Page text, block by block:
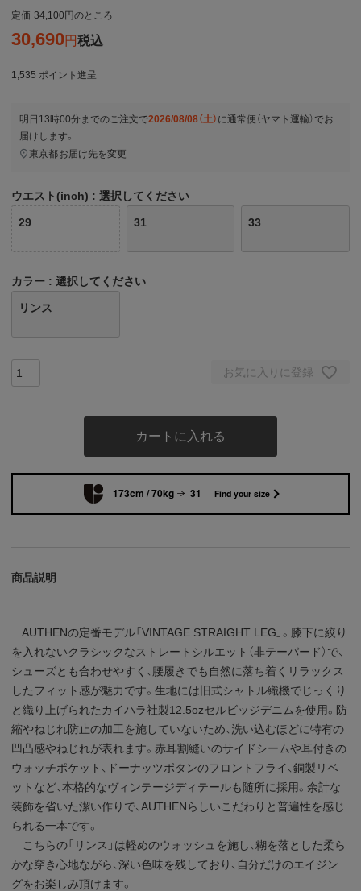
定価 34,100 のところ
30,690 税込
1,535 ポイント進呈
明日 13時00分 までのご注文で2026/08/08（土） に通常便（ヤマト運輸） でお
届けします。
東京都お届け先を変更
ウエスト(inch) 選択してください
29 31 33
カラー 選択してください
リンス
お気に入りに登録
カートに入れる
173cm / 70kg 31 Find your size
商品説明
AUTHENの定番モデル「VINTAGE STRAIGHT LEG」。膝下に絞り
を入れないクラシックなストレートシルエット（非テーパード）で、
シューズとも合わせやすく、腰履きでも自然に落ち着くリラックス
したフィット感が魅力です。生地には旧式シャトル織機でじっくり
と織り上げられたカイハラ社製12.5ozセルビッジデニムを使用。防
縮やねじれ防止の加工を施していないため、洗い込むほどに特有の
凹凸感やねじれが表れます。赤耳割縫いのサイドシームや耳付きの
ウォッチポケット、ドーナッツボタンのフロントフライ、銅製リベ
ットなど、本格的なヴィンテージディテールも随所に採用。余計な
装飾を省いた潔い作りで、AUTHENらしいこだわりと普遍性を感じ
られる一本です。
こちらの「リンス」は軽めのウォッシュを施し、糊を落とした柔ら
かな穿き心地ながら、深い色味を残しており、自分だけのエイジン
グをお楽しみ頂けます。